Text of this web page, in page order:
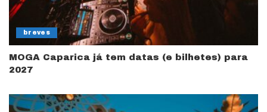
breves
MOGA Caparica já tem datas (e bilhetes) para
2027